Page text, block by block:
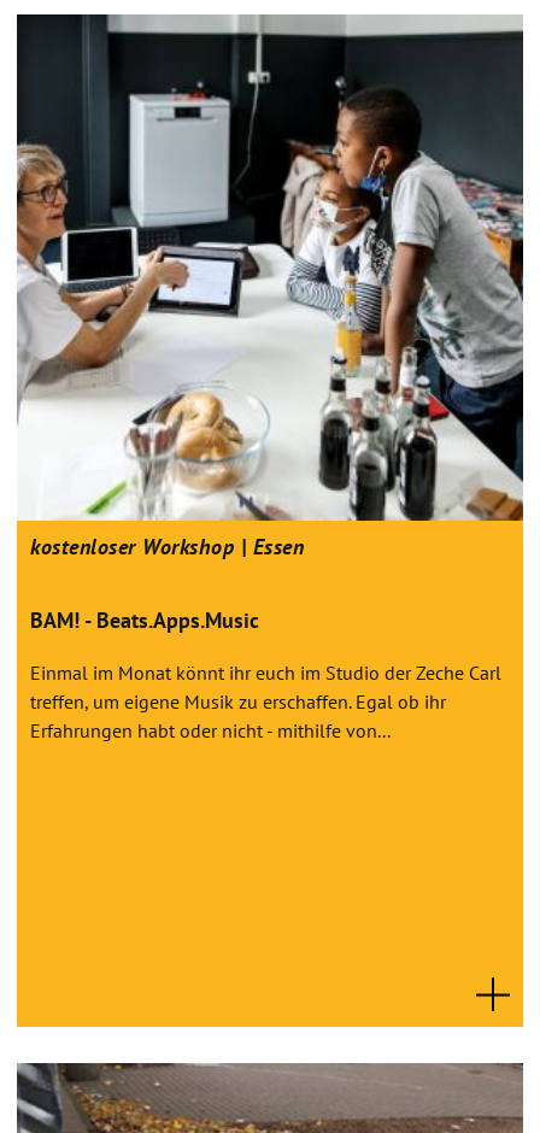
kostenloser Workshop | Essen
BAM! - Beats.Apps.Music
Einmal im Monat könnt ihr euch im Studio der Zeche Carl
treffen, um eigene Musik zu erschaffen. Egal ob ihr
Erfahrungen habt oder nicht - mithilfe von...